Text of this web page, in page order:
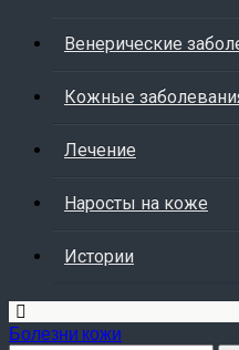
Венерические
Кожные
Лечение
Наросты на коже
Истории
Болезни кожи